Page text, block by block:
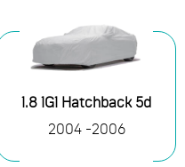
1.8 1G1 Hatchback 5d
2004 -2006